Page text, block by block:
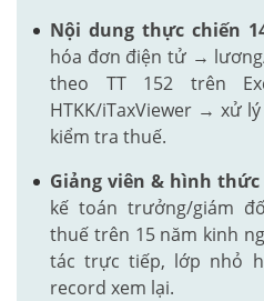
Nội dung thực chiến
hóa đơn điện tử →
theo TT 152 trên
HTKK/iTaxViewer → xử
kiểm tra thuế.
Giảng viên & hình thức
kế toán trưởng/giám
thuế trên 15 năm kinh
tác trực tiếp, lớp nhỏ
record xem lại.